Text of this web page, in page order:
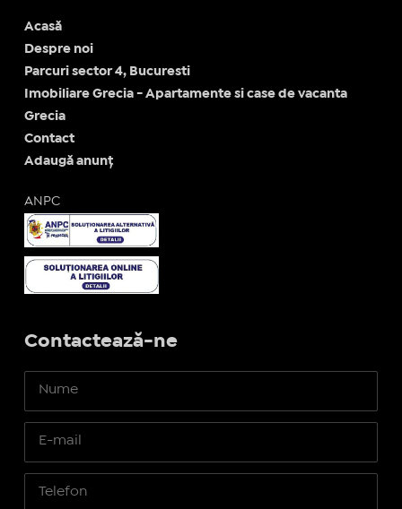
Acasă
Despre noi
Parcuri sector 4, Bucuresti
Imobiliare Grecia - Apartamente si case de vacanta
Grecia
Contact
Adaugă anunț
ANPC
Contactează-ne